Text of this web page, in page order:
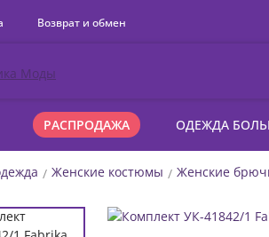
Возврат и обмен
РАСПРОДАЖА ОДЕЖДА
Женские костюмы Женские